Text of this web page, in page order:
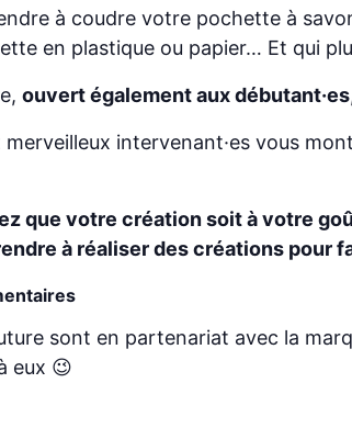
à coudre votre pochette à
en plastique ou papier… Et qui
ouvert également aux débutant·es
merveilleux intervenant·es vous
que votre création soit à votre
à réaliser des créations pour
sont en partenariat avec la
eux 😉